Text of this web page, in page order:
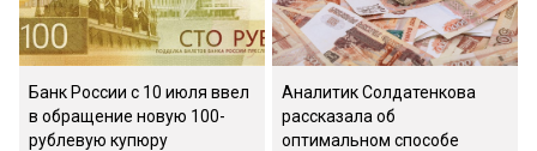
Банк России с 10 июля ввел
в обращение новую 100-
рублевую купюру
Аналитик Солдатенкова
рассказала об
оптимальном способе